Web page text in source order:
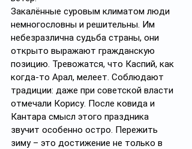
Закалённые суровым климатом люди
немногословны и решительны. Им
небезразлична судьба страны, они
открыто выражают гражданскую
позицию. Тревожатся, что Каспий, как
когда-то Арал, мелеет. Соблюдают
традиции: даже при советской власти
отмечали Корису. После ковида и
Кантара смысл этого праздника
звучит особенно остро. Пережить
зиму – это достижение не только в